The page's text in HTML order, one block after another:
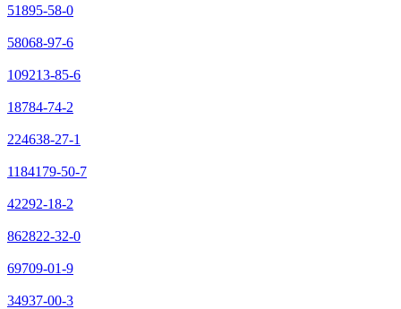
51895-58-0
58068-97-6
109213-85-6
18784-74-2
224638-27-1
1184179-50-7
42292-18-2
862822-32-0
69709-01-9
34937-00-3